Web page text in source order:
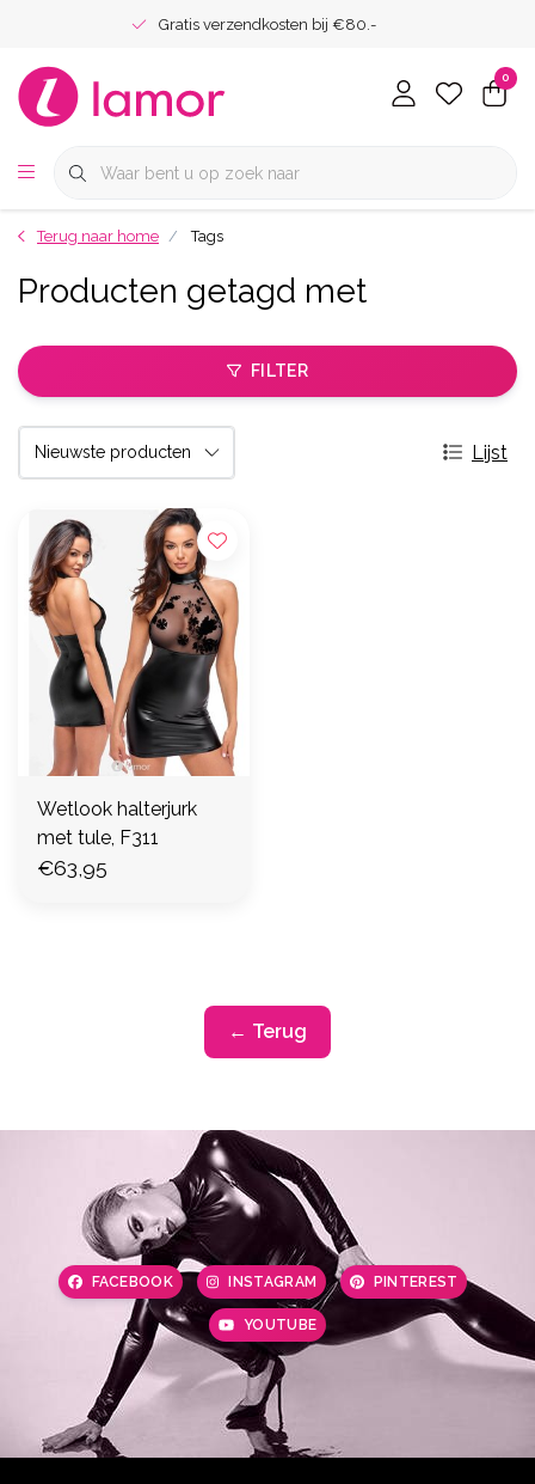
Gratis verzendkosten bij €80.-
0
Terug naar home Tags
Producten getagd met
FILTER
Lijst
Wetlook halterjurk
met tule, F311
€63,95
← Terug
FACEBOOK INSTAGRAM PINTEREST
YOUTUBE